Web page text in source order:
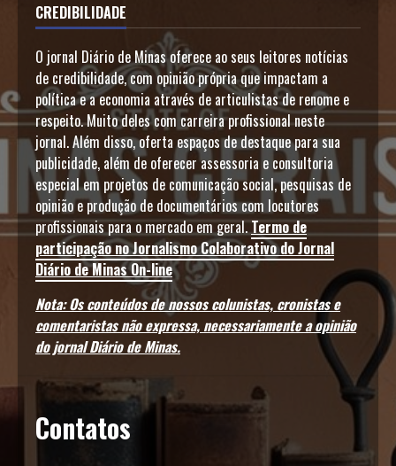
CREDIBILIDADE
O jornal Diário de Minas oferece ao seus leitores notícias
de credibilidade, com opinião própria que impactam a
política e a economia através de articulistas de renome e
respeito. Muito deles com carreira profissional neste
jornal. Além disso, oferta espaços de destaque para sua
publicidade, além de oferecer assessoria e consultoria
especial em projetos de comunicação social, pesquisas de
opinião e produção de documentários com locutores
profissionais para o mercado em geral.Termo de
participação no Jornalismo Colaborativo do Jornal
Diário de Minas On-line
Nota: Os conteúdos de nossos colunistas, cronistas e
comentaristas não expressa, necessariamente a opinião
do jornal Diário de Minas.
Contatos